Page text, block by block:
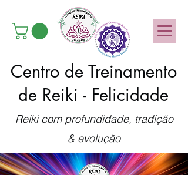
Centro de Treinamento
de Reiki - Felicidade
Reiki com profundidade, tradição
& evolução